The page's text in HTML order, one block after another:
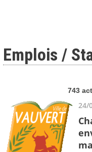
Emplois /
743
24/